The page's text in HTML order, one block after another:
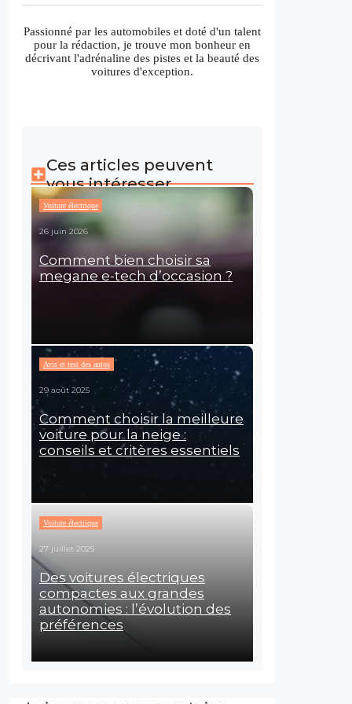
Passionné par les automobiles et doté d'un talent
pour la rédaction, je trouve mon bonheur en
décrivant l'adrénaline des pistes et la beauté des
voitures d'exception.
Ces articles peuvent
vous intéresser
Voiture électrique
26 juin 2026
Comment bien choisir sa
megane e-tech d’occasion ?
Avis et test des autos
29 août 2025
Comment choisir la meilleure
voiture pour la neige :
conseils et critères essentiels
Voiture électrique
27 juillet 2025
Des voitures électriques
compactes aux grandes
autonomies : l’évolution des
préférences